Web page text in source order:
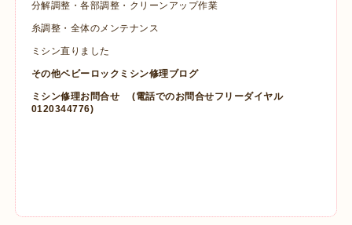
分解調整・各部調整・クリーンアップ作業
糸調整・全体のメンテナンス
ミシン直りました
その他ベビーロックミシン修理ブログ
ミシン修理お問合せ
(電話でのお問合せフリーダイヤル
0120344776)